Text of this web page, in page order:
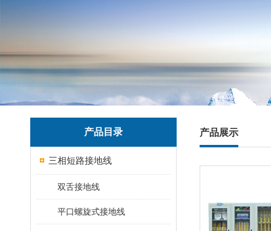
产品目录
三相短路接地线
双舌接地线
平口螺旋式接地线
产品展示